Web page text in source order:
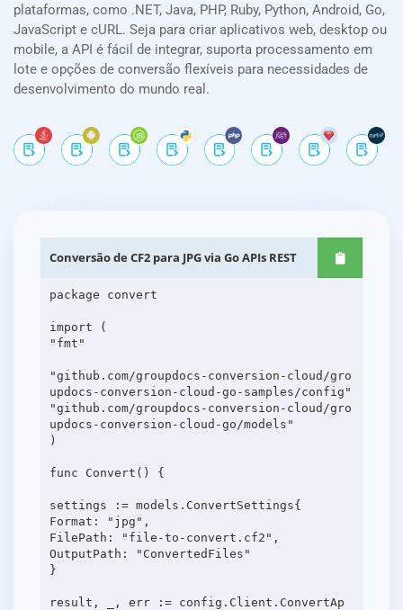
plataformas, como .NET, Java, PHP, Ruby, Python, Android, Go,
JavaScript e cURL. Seja para criar aplicativos web, desktop ou
mobile, a API é fácil de integrar, suporta processamento em
lote e opções de conversão flexíveis para necessidades de
desenvolvimento do mundo real.
Conversão de CF2 para JPG via Go APIs REST
package convert
import (
"fmt"
"github.com/groupdocs-conversion-cloud/gro
updocs-conversion-cloud-go-samples/config"
"github.com/groupdocs-conversion-cloud/gro
updocs-conversion-cloud-go/models"
)
func Convert() {
settings := models.ConvertSettings{
Format: "jpg",
FilePath: "file-to-convert.cf2",
OutputPath: "ConvertedFiles"
}
result, _, err := config.Client.ConvertAp